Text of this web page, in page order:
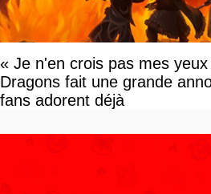
« Je n'en crois pas mes
Dragons fait une grande
fans adorent déjà